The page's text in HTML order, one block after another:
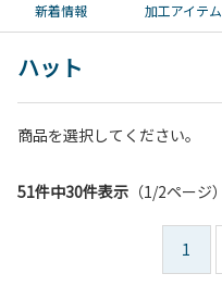
新着情報 加工アイテム
ハット
商品を選択してください。
51件中30件表示 （1/2ページ）
1